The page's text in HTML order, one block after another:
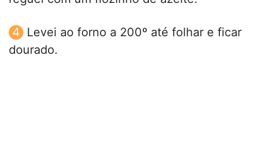
Levei ao forno a 200º até folhar e ficar
dourado.